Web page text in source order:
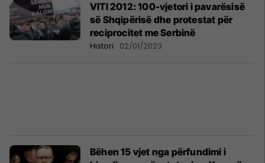
VITI 2012: 100-vjetori i pavarësisë
së Shqipërisë dhe protestat për
reciprocitet me Serbinë
Histori 02/01/2023
Bëhen 15 vjet nga përfundimi i